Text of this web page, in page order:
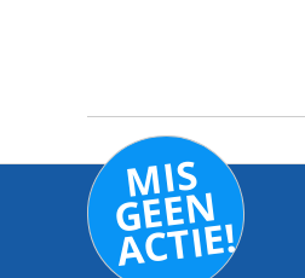
MI
S
G
E
E
N
A
C
TI
E!